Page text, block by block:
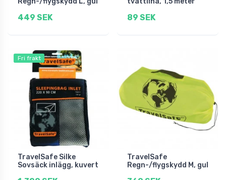
449 SEK 89 SEK
Fri frakt
TravelSafe Silke
Sovsäck inlägg, kuvert
TravelSafe
Regn-/flygskydd M, gul